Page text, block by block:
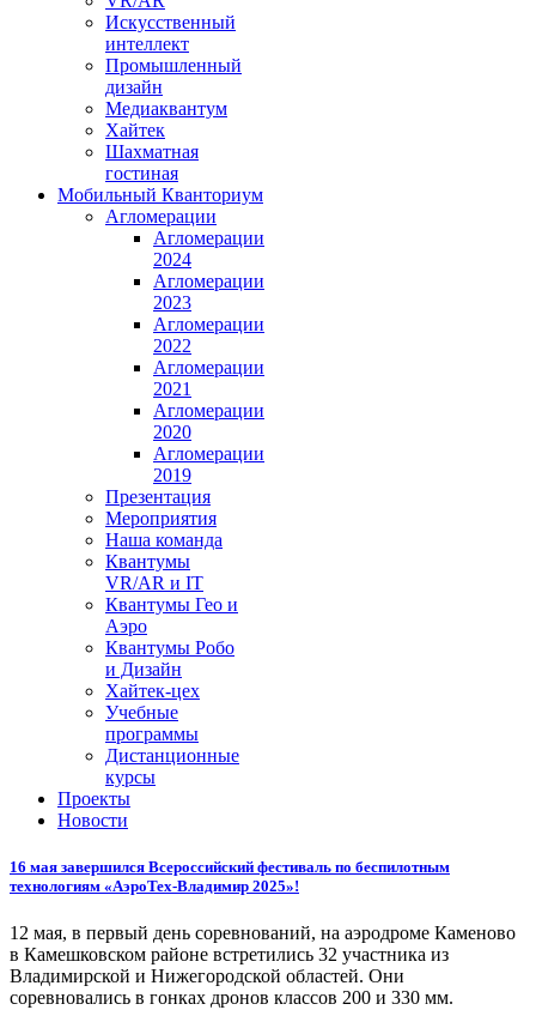
Искусственный
интеллект
Промышленный
дизайн
Медиаквантум
Хайтек
Шахматная
гостиная
Мобильный Кванториум
Агломерации
Агломерации
2024
Агломерации
2023
Агломерации
2022
Агломерации
2021
Агломерации
2020
Агломерации
2019
Презентация
Мероприятия
Наша команда
Квантумы
VR/AR и IT
Квантумы Гео и
Аэро
Квантумы Робо
и Дизайн
Хайтек-цех
Учебные
программы
Дистанционные
курсы
Проекты
Новости
16 мая завершился Всероссийский фестиваль по беспилотным
технологиям «АэроТех-Владимир 2025»!
12 мая, в первый день соревнований, на аэродроме Каменово
в Камешковском районе встретились 32 участника из
Владимирской и Нижегородской областей. Они
соревновались в гонках дронов классов 200 и 330 мм.